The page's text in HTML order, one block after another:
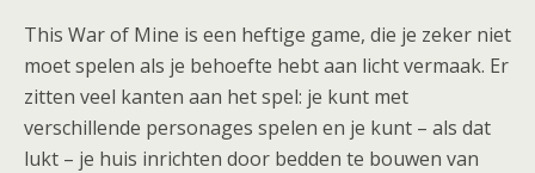
This War of Mine is een heftige game, die je zeker niet
moet spelen als je behoefte hebt aan licht vermaak. Er
zitten veel kanten aan het spel: je kunt met
verschillende personages spelen en je kunt – als dat
lukt – je huis inrichten door bedden te bouwen van